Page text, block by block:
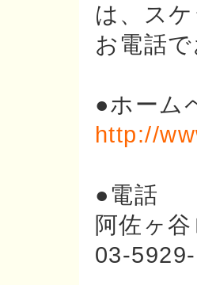
は、ス
お電話
●ホーム
http://
●電話
阿佐ヶ
03-